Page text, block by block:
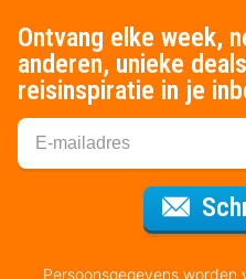
Ontvang elke week,
anderen, unieke
reisinspiratie in je
Persoonsgegevens worden